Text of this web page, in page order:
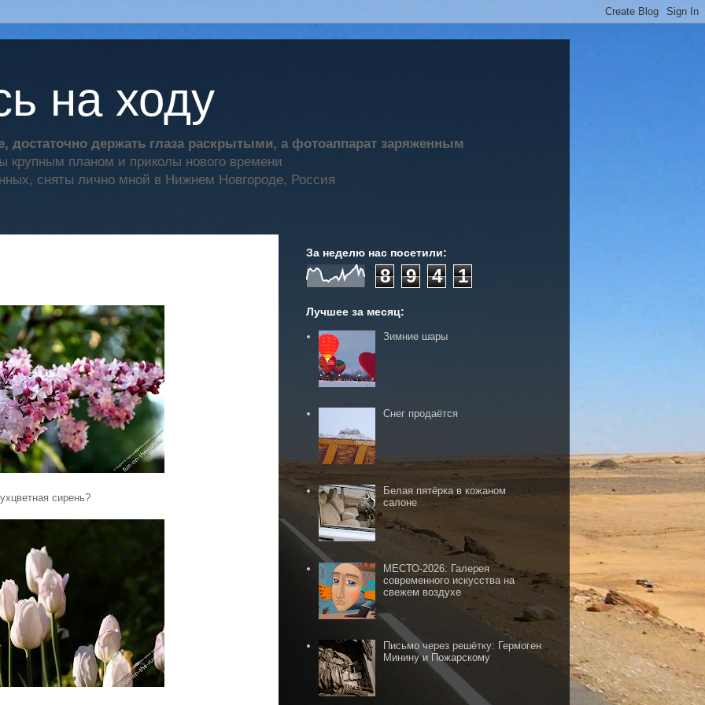
на ходу
достаточно держать глаза раскрытыми, а фотоаппарат заряженным
крупным планом и приколы нового времени
сняты лично мной в Нижнем Новгороде, Россия
сирень?
За неделю нас посетили:
8 9 4 1
Лучшее за месяц:
Зимние шары
Снег продаётся
Белая пятёрка в кожаном
салоне
МЕСТО-2026: Галерея
современного искусства на
свежем воздухе
Письмо через решётку: Гермоген
Минину и Пожарскому